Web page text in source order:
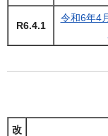
R6.4.1
令和6年4
改